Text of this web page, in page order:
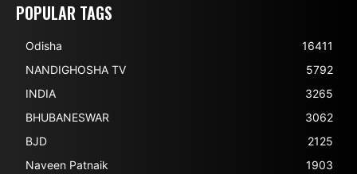
POPULAR TAGS
Odisha
16411
NANDIGHOSHA TV
5792
INDIA
3265
BHUBANESWAR
3062
BJD
2125
Naveen Patnaik
1903